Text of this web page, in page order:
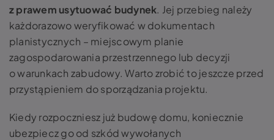
z prawem usytuować budynek. Jej przebieg należy
każdorazowo weryfikować w dokumentach
planistycznych – miejscowym planie
zagospodarowania przestrzennego lub decyzji
o warunkach zabudowy. Warto zrobić to jeszcze przed
przystąpieniem do sporządzania projektu.
Kiedy rozpoczniesz już budowę domu, koniecznie
ubezpiecz go od szkód wywołanych